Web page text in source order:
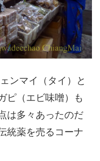
ンマイ（タイ）と
ピ（エビ味噌）も
は多々あったのだ
統薬を売るコーナ